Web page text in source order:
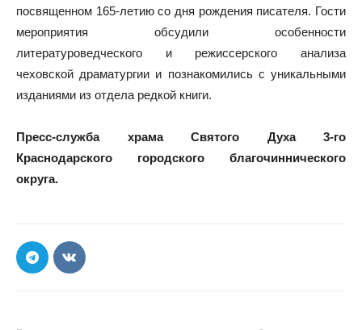
посвященном 165-летию со дня рождения писателя. Гости
мероприятия обсудили особенности
литературоведческого и режиссерского анализа
чеховской драматургии и познакомились с уникальными
изданиями из отдела редкой книги.
Пресс-служба храма Святого Духа 3-го
Краснодарского городского благочиннического
округа.